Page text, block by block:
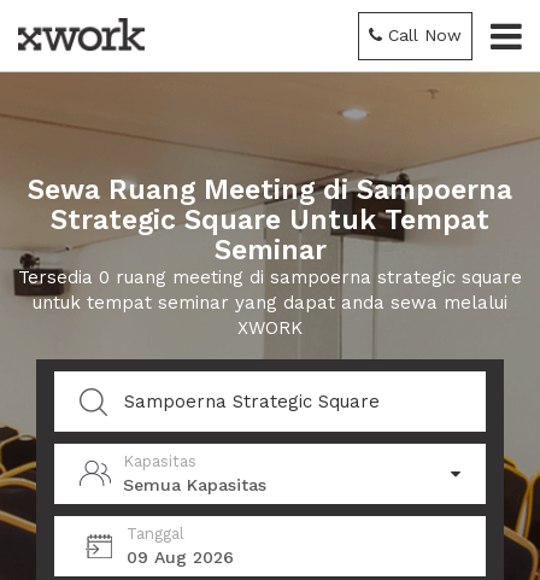
Call Now
Sewa Ruang Meeting di Sampoerna
Strategic Square Untuk Tempat
Seminar
Tersedia 0 ruang meeting di sampoerna strategic square
untuk tempat seminar yang dapat anda sewa melalui
XWORK
Kapasitas
Semua Kapasitas
Tanggal
09 Aug 2026